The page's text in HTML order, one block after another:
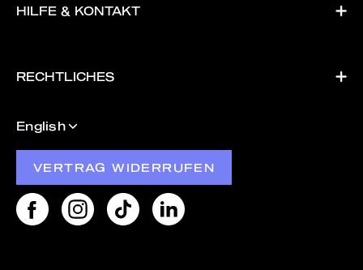
HILFE & KONTAKT
RECHTLICHES
Language
English
VERTRAG WIDERRUFEN